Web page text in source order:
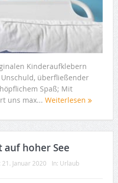
Kinderaufklebern
überfließender
Spaß; Mit
uns max... Weiterlesen
hoher See
21. Januar 2020 In: Urlaub